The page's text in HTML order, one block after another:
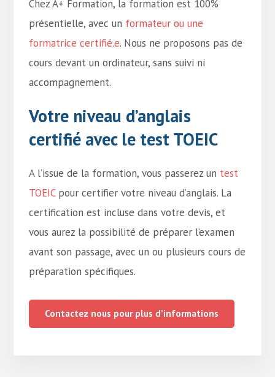
Chez A+ Formation, la formation est 100%
présentielle, avec un formateur ou une
formatrice certifié.e. Nous ne proposons pas de
cours devant un ordinateur, sans suivi ni
accompagnement.
Votre niveau d’anglais
certifié avec le test TOEIC
A l’issue de la formation, vous passerez un test
TOEICpour certifier votre niveau d’anglais. La
certification est incluse dans votre devis, et
vous aurez la possibilité de préparer l’examen
avant son passage, avec un ou plusieurs cours de
préparation spécifiques.
Contactez nous pour plus d’informations